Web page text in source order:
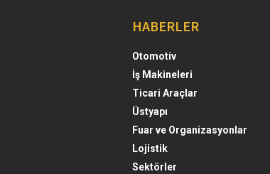
HABERLER
Otomotiv
İş Makineleri
Ticari Araçlar
Üstyapı
Fuar ve Organizasyonlar
Lojistik
Sektörler